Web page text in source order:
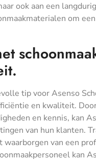
ook aan een
om
tip voor Asenso
en kwaliteit.
en kennis, kan
van hun klanten.
waarborgen van een
kan